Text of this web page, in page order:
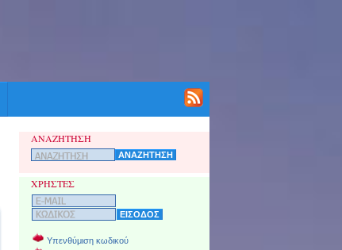
ΑΝΑΖΗΤΗΣΗ
ΧΡΗΣΤΕΣ
Υπενθύμιση κωδικού